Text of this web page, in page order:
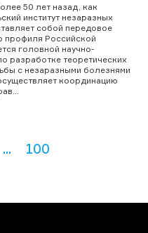
50 лет назад, как
институт незаразных
собой передовое
профиля Российской
головной научно-
разработке теоретических
с незаразными болезнями
координацию
... 100